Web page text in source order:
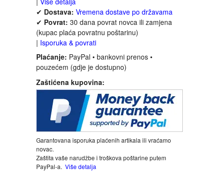
KOMEDIJA
KRIMINALISTIČKI
KUVARI
LJUBAVNI
MITOLOGIJA
MUZIKA
NAUČNA FANTASTIKA
✔ Dostava: Vremena dostave po državama
✔ Povrat: 30 dana povrat novca ili zamjena
(kupac plaća povratnu poštarinu)
| Isporuka & povrati
Plaćanje: PayPal • bankovni prenos •
pouzećem (gdje je dostupno)
Zaštićena kupovina:
Garantovana isporuka plaćenih artikala ili vraćamo
novac.
Zaštita vaše narudžbe i troškova poštarine putem
PayPal-a. Više detalja